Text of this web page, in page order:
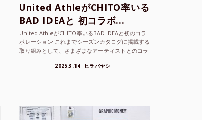
United AthleがCHITO率いる
BAD IDEAと 初コラボ...
United AthleがCHITO率いるBAD IDEAと初のコラ
ボレーション これまでシーズンカタログに掲載する
取り組みとして、さまざまなアーティストとのコラ
2025.3.14 ヒラバヤシ